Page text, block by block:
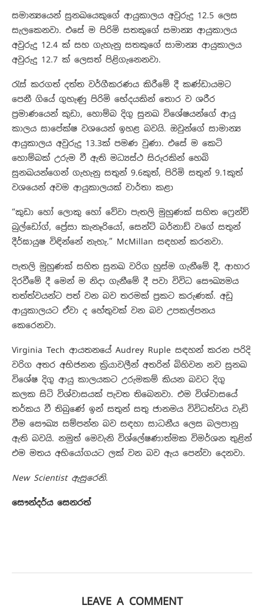
සමාන්‍යයෙන් සුනඛයෙකුගේ ආයුකාලය අවුරුදු 12.5 ලෙස
සැලකෙනවා. එසේ ම පිරිමි සතකුගේ සමාන්‍ය ආයුකාලය
අවුරුදු 12.4 ක් සහ ගැහැනු සතකුගේ සාමාන්‍ය ආයුකාලය
අවුරුදු 12.7 ක් ලෙසත් පිළිගැනෙනවා.
රැස් කරගත් දත්ත වර්ගීකරණය කිරීමේ දී කණ්ඩායමට
පෙනී ගියේ ගුහැණු පිරිමි භේදයකින් තොර ව ශරීර
ප්‍රමාණයෙන් කුඩා, හොම්බ දිගු සුනඛ විශේෂයන්ගේ ආයු
කාලය සාපේක්ෂ වශයෙන් ඉහළ බවයි. ඔවුන්ගේ සාමාන්‍ය
ආයුකාලය අවුරුදු 13.3ක් පමණ වුණා. එසේ ම කෙටි
හොම්බක් උරුම වී ඇති මධ්‍යස්ථ සිරුරකින් හෙබි
සුනඛයන්ගෙන් ගැහැනු සතුන් 9.6කුත්, පිරිමි සතුන් 9.1කුත්
වශයෙන් අවම ආයුකාලයක් වාර්තා කළා
“කුඩා හෝ ලොකු හෝ වේවා පැතලි මුහුණක් සහිත ෆ්‍රෙන්ච්
බුල්ඩෝග්, ප්‍රේසා කැනෑරියෝ, සෙන්ට් බර්නාඩ් වගේ සතුන්
දීර්ඝායුෂ විඳින්නේ නැහැ.” McMillan සඳහන් කරනවා.
පැතලි මුහුණක් සහිත සුනඛ වරිග හුස්ම ගැනීමේ දී, ආහාර
දිරවීමේ දී මෙන් ම නිදා ගැනීමේ දී පවා විවිධ සෞඛ්‍යමය
තත්ත්වයන්ට පත් වන බව තරමක් ප්‍රකට කරුණක්. අඩු
ආයුකාලයට ඒවා ද හේතුවක් වන බව උපකල්පනය
කෙරෙනවා.
Virginia Tech ආයතනයේ Audrey Ruple සඳහන් කරන පරිදි
වරිග අතර අභිජනන ක්‍රියාවලීන් අතරින් බිහිවන නව සුනඛ
විශේෂ දිගු ආයු කාලයකට උරුමකම් කියන බවට දිගු
කලක සිටි විශ්වාසයක් පැවත තිබෙනවා. එම විශ්වාසයේ
තර්කය වී තිබුණේ ඉන් සතුන් සතු ජානමය විවිධත්වය වැඩි
වීම සෞඛ්‍ය සම්පන්න බව සඳහා සාධනීය ලෙස බලපානු
ඇති බවයි. නමුත් මෙවැනි විශ්ලේෂණාත්මක විමර්ශන තුළින්
එම මතය අභියෝගයට ලක් වන බව ඇය පෙන්වා දෙනවා.
New Scientist ඇසුරෙනි.
සෞන්දර්ය සෙනරත්
LEAVE A COMMENT